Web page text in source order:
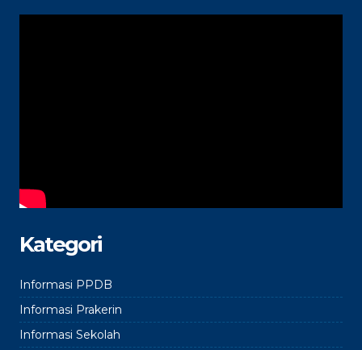
Kategori
Informasi PPDB
Informasi Prakerin
Informasi Sekolah